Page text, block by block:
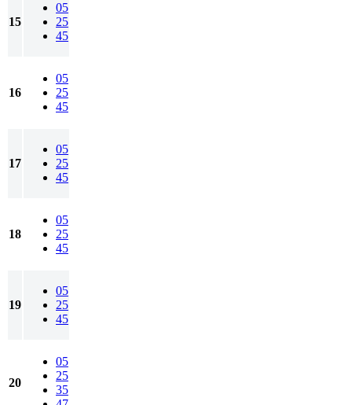
15
05
25
45
16
05
25
45
17
05
25
45
18
05
25
45
19
05
25
45
20
05
25
35